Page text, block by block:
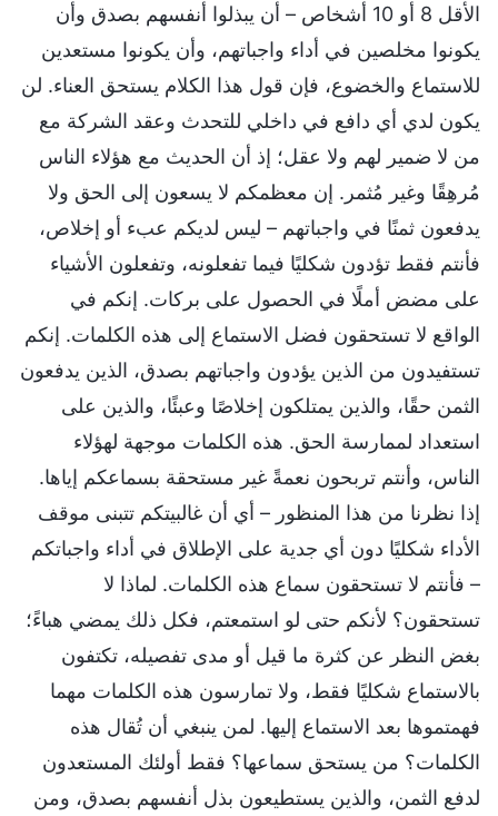
الأقل 8 أو 10 أشخاص – أن يبذلوا أنفسهم بصدق وأن
يكونوا مخلصين في أداء واجباتهم، وأن يكونوا مستعدين
للاستماع والخضوع، فإن قول هذا الكلام يستحق العناء. لن
يكون لدي أي دافع في داخلي للتحدث وعقد الشركة مع
من لا ضمير لهم ولا عقل؛ إذ أن الحديث مع هؤلاء الناس
مُرهِقًا وغير مُثمر. إن معظمكم لا يسعون إلى الحق ولا
يدفعون ثمنًا في واجباتهم – ليس لديكم عبء أو إخلاص،
فأنتم فقط تؤدون شكليًا فيما تفعلونه، وتفعلون الأشياء
على مضض أملًا في الحصول على بركات. إنكم في
الواقع لا تستحقون فضل الاستماع إلى هذه الكلمات. إنكم
تستفيدون من الذين يؤدون واجباتهم بصدق، الذين يدفعون
الثمن حقًا، والذين يمتلكون إخلاصًا وعبئًا، والذين على
استعداد لممارسة الحق. هذه الكلمات موجهة لهؤلاء
الناس، وأنتم تربحون نعمةً غير مستحقة بسماعكم إياها.
إذا نظرنا من هذا المنظور – أي أن غالبيتكم تتبنى موقف
الأداء شكليًا دون أي جدية على الإطلاق في أداء واجباتكم
– فأنتم لا تستحقون سماع هذه الكلمات. لماذا لا
تستحقون؟ لأنكم حتى لو استمعتم، فكل ذلك يمضي هباءً؛
بغض النظر عن كثرة ما قيل أو مدى تفصيله، تكتفون
بالاستماع شكليًا فقط، ولا تمارسون هذه الكلمات مهما
فهمتموها بعد الاستماع إليها. لمن ينبغي أن تُقال هذه
الكلمات؟ من يستحق سماعها؟ فقط أولئك المستعدون
لدفع الثمن، والذين يستطيعون بذل أنفسهم بصدق، ومن